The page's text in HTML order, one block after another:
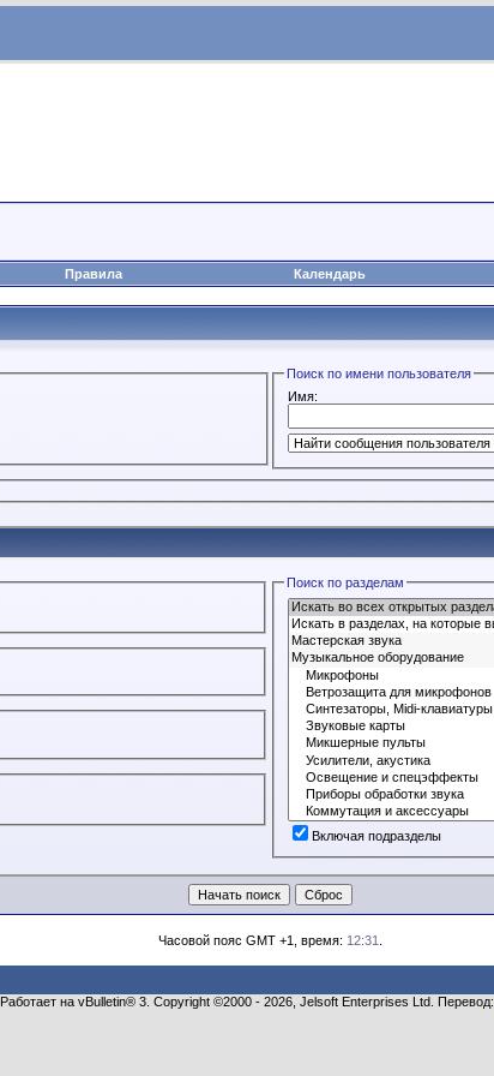
Правила Календарь
Поиск по имени пользователя
Имя:
Поиск по разделам
Включая подразделы
Часовой пояс GMT +1, время: 12:31
Работает на vBulletin® 3. Copyright ©2000 - 2026, Jelsoft Enterprises Ltd. Перевод: